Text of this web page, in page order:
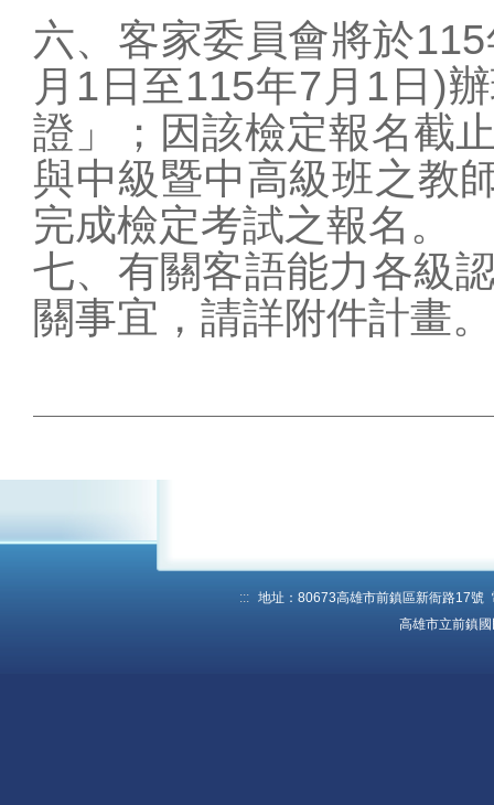
六、客家委員會將於
月1日至115年7月1日)
證」；因該檢定報名截
與中級暨中高級班之教
完成檢定考試之報名。
七、有關客語能力各級
關事宜，請詳附件計畫。
::: 地址：80673高雄市前鎮區新衙路17
高雄市立前鎮